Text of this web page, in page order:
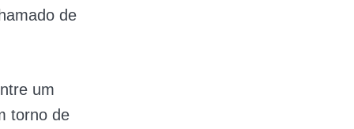
de
um
torno de